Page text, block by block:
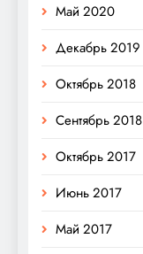
Май 2020
Декабрь 2019
Октябрь 2018
Сентябрь 2018
Октябрь 2017
Июнь 2017
Май 2017